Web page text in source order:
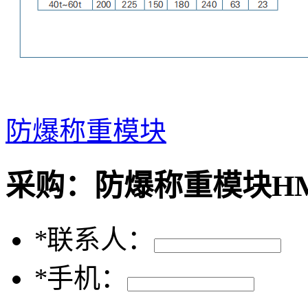
防爆称重模块
采购： 防爆称重模块
*联系人：
*手机：